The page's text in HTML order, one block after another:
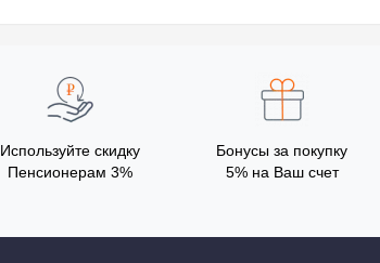
Используйте скидку
Пенсионерам 3%
Бонусы за покупку
5% на Ваш счет